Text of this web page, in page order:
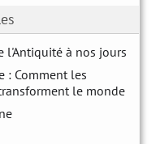
l'Antiquité à nos jours
: Comment les
le monde